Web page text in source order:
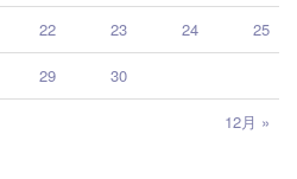
12月 »
22 23 24 25
29 30